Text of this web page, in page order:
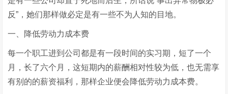
反”，她们那样做必定是有一些不为人知的目地。
一、降低劳动力成本费
每一个职工进到公司都是有一段时间的实习期，短了一个
月，长了六个月，这短期内的薪酬相对性较为低，也无需享
有别的的薪资福利，那样企业便会降低劳动力成本费。